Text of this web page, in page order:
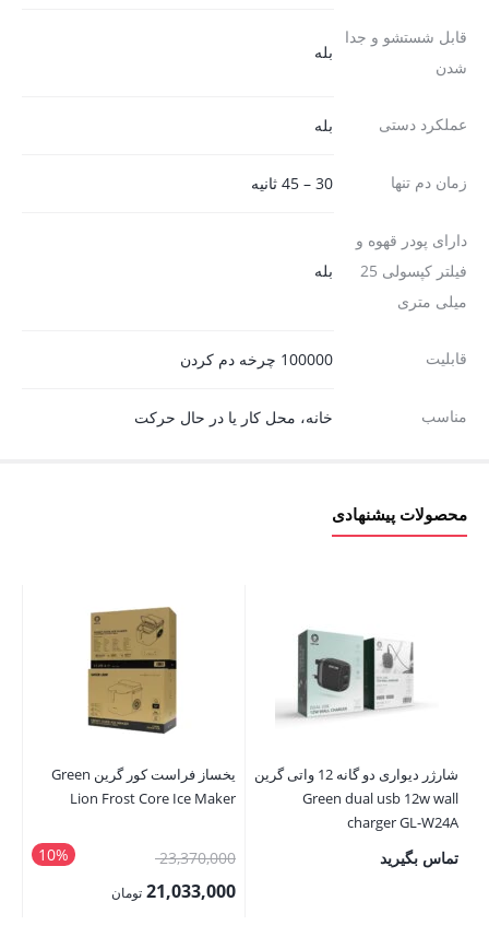
قابل شستشو و جدا
شدن
بله
عملکرد دستی بله
زمان دم تنها 30 – 45 ثانیه
دارای پودر قهوه و
فیلتر کپسولی 25
میلی متری
بله
قابلیت 100000 چرخه دم کردن
مناسب خانه، محل کار یا در حال حرکت
محصولات پیشنهادی
شارژر دیواری دو گانه 12 واتی گرین
Green dual usb 12w wall
charger GL-W24A
تماس بگیرید
یخساز فراست کور گرین Green
Lion Frost Core Ice Maker
10% 23,370,000قیمت
اصلی:21,033,000 تومان